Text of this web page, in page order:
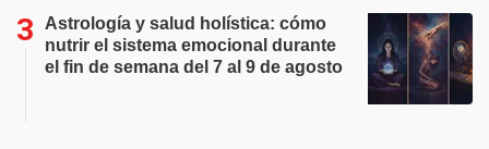
Astrología y salud holística: cómo
nutrir el sistema emocional durante
el fin de semana del 7 al 9 de agosto